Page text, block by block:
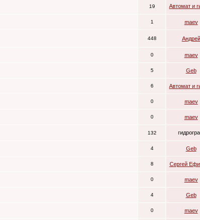
19 Автомат и
1 maev
448 Андрей
0 maev
5 Geb
6 Автомат и
0 maev
0 maev
132
4 Geb
8 Сергей
0 maev
4 Geb
0 maev